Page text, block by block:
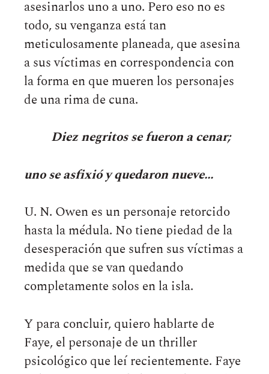
asesinarlos uno a uno. Pero eso no es
todo, su venganza está tan
meticulosamente planeada, que asesina
a sus víctimas en correspondencia con
la forma en que mueren los personajes
de una rima de cuna.
Diez negritos se fueron a cenar;
uno se asfixió y quedaron nueve…
U. N. Owen es un personaje retorcido
hasta la médula. No tiene piedad de la
desesperación que sufren sus víctimas a
medida que se van quedando
completamente solos en la isla.
Y para concluir, quiero hablarte de
Faye, el personaje de un thriller
psicológico que leí recientemente. Faye